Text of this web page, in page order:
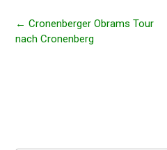
Beitragsnavigation
← Cronen­ber­ger Obrams Tour
nach Cronenberg